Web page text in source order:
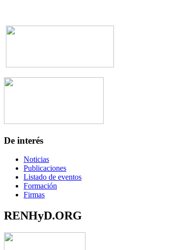
De interés
Noticias
Publicaciones
Listado de eventos
Formación
Firmas
RENHyD.ORG